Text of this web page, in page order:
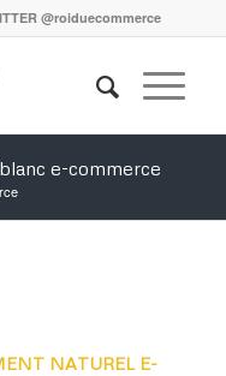
@roiduecommerce
e-commerce
NATUREL E-